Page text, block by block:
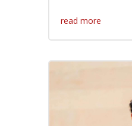
read more